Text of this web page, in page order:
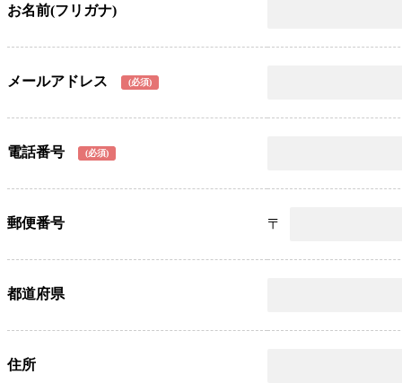
お名前(フリガナ)
メールアドレス (必須)
電話番号 (必須)
郵便番号
都道府県
住所